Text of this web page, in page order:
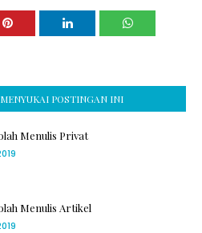
POSTINGAN INI
Menulis Privat
Menulis Artikel